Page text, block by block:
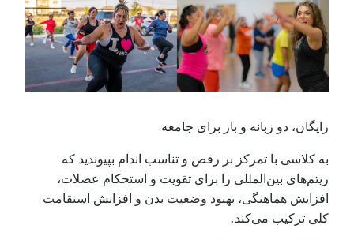
رایگان، دو زبانه و باز برای جامعه
به کلاسی با تمرکز بر رقص و تناسب اندام بپیوندید که
ریتم‌های بین‌المللی را برای تقویت و استحکام عضلات،
افزایش هماهنگی، بهبود وضعیت بدن و افزایش استقامت
کلی ترکیب می‌کند.